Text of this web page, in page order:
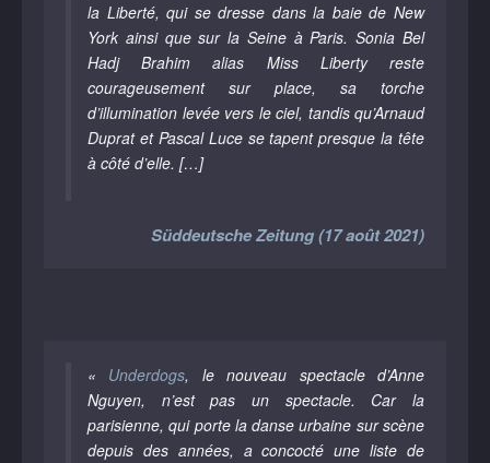
la Liberté, qui se dresse dans la baie de New
York ainsi que sur la Seine à Paris. Sonia Bel
Hadj Brahim alias Miss Liberty reste
courageusement sur place, sa torche
d’illumination levée vers le ciel, tandis qu’Arnaud
Duprat et Pascal Luce se tapent presque la tête
à côté d’elle. […]
Süddeutsche Zeitung (17 août 2021)
« Underdogs, le nouveau spectacle d’Anne
Nguyen, n’est pas un spectacle. Car la
parisienne, qui porte la danse urbaine sur scène
depuis des années, a concocté une liste de